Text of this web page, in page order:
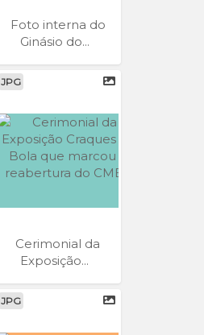
Foto interna do
Ginásio do...
JPG
Cerimonial da
Exposição...
JPG